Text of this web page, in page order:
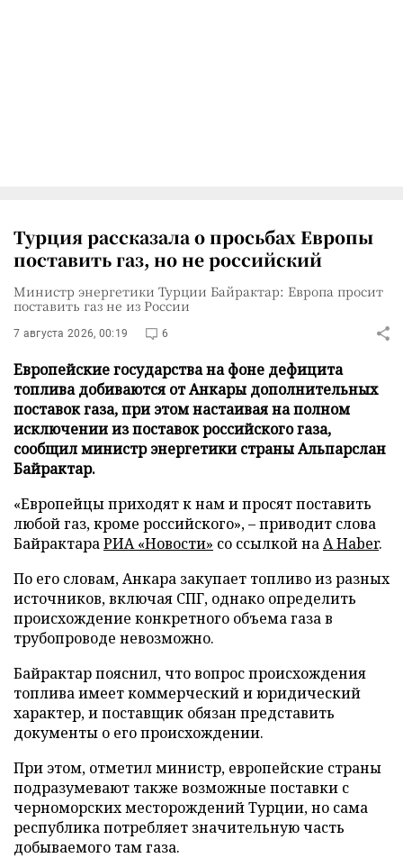
Турция рассказала о просьбах Европы
поставить газ, но не российский
Министр энергетики Турции Байрактар: Европа просит
поставить газ не из России
7 августа 2026, 00:19 6
Европейские государства на фоне дефицита
топлива добиваются от Анкары дополнительных
поставок газа, при этом настаивая на полном
исключении из поставок российского газа,
сообщил министр энергетики страны Альпарслан
Байрактар.
«Европейцы приходят к нам и просят поставить
любой газ, кроме российского», – приводит слова
БайрактараРИА «Новости» со ссылкой наA Haber.
По его словам, Анкара закупает топливо из разных
источников, включая СПГ, однако определить
происхождение конкретного объема газа в
трубопроводе невозможно.
Байрактар пояснил, что вопрос происхождения
топлива имеет коммерческий и юридический
характер, и поставщик обязан представить
документы о его происхождении.
При этом, отметил министр, европейские страны
подразумевают также возможные поставки с
черноморских месторождений Турции, но сама
республика потребляет значительную часть
добываемого там газа.